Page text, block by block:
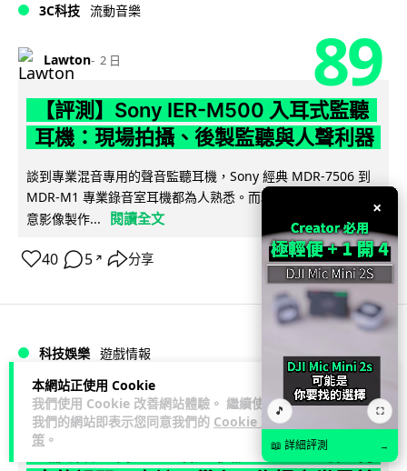
本網站正使用 Cookie
我們使用 Cookie 改善網站體驗。 繼續使用
我們的網站即表示您同意我們的 Cookie 政
策 。
3C科技 流動音樂
Lawton 2 日 89
【評測】Sony IER-M500 入耳式監聽
耳機：現場拍攝、後製監聽與人聲利器
談到專業混音專用的聲音監聽耳機，Sony 經典 MDR-7506 到
MDR-M1 專業錄音室耳機都為人熟悉。而現在舞台製作者與創
意影像製作...
閱讀全文
40 5 ↗ 分享
科技娛樂 遊戲情報
天恩 2 日
《魔獸世界：至暗之夜》12.1 「烏拉特
×
🎵 ⛶
📖 詳細評測 →